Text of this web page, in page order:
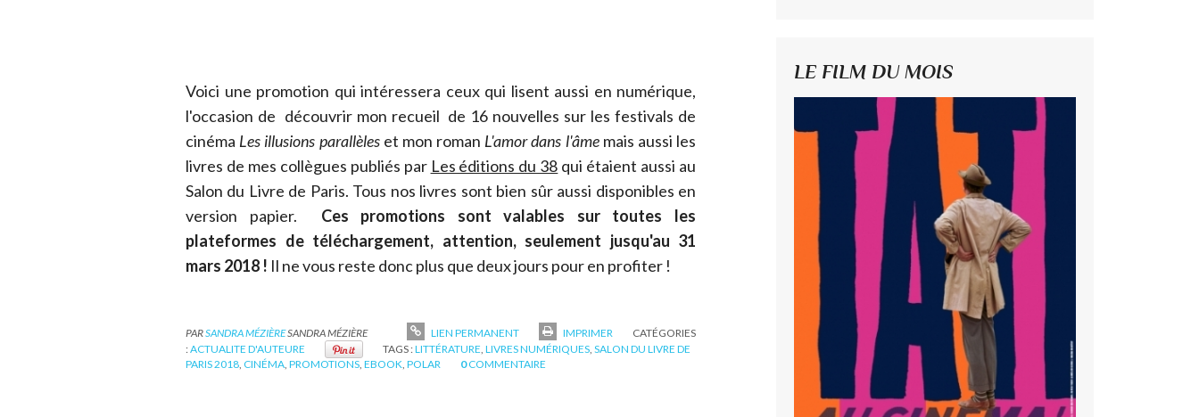
Voici une promotion qui intéressera ceux qui lisent aussi en numérique,
l'occasion de découvrir mon recueil de 16 nouvelles sur les festivals de
cinéma Les illusions parallèleset mon roman L'amor dans l'âmemais aussi les
livres de mes collègues publiés par Les éditions du 38 qui étaient aussi au
Salon du Livre de Paris. Tous nos livres sont bien sûr aussi disponibles en
version papier. Ces promotions sont valables sur toutes les
plateformes de téléchargement, attention, seulement jusqu'au 31
mars 2018 ! Il ne vous reste donc plus que deux jours pour en profiter !
PARSANDRA MÉZIÈRESANDRA MÉZIÈRE LIEN PERMANENT IMPRIMER
CATÉGORIES
:ACTUALITE D'AUTEURE TAGS :LITTÉRATURE LIVRES NUMÉRIQUES SALON DU LIVRE DE
PARIS 2018, CINÉMA, PROMOTIONS, EBOOK, POLAR 0 COMMENTAIRE
LE FILM DU MOIS